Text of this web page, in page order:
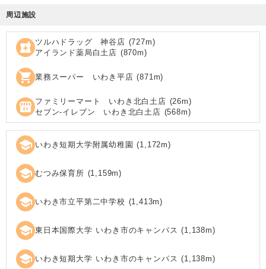
周辺施設
local_pharmacy ツルハドラッグ 神谷店 (727m)
アイランド薬局白土店 (870m)
shopping_cart 業務スーパー いわき平店 (871 m)
local_convenience_store ファミリーマート いわき北白土店 (26m)
セブン‐イレブン いわき北白土店 (568m)
school いわき短期大学附属幼稚園 (1,172m)
school むつみ保育所 (1,159m)
school いわき市立平第二中学校 (1,413m)
school 東日本国際大学 いわき市のキャンパス (1,138m)
school いわき短期大学 いわき市のキャンパス (1,138m)